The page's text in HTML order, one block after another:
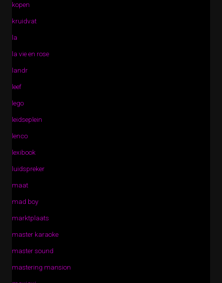
kopen
kruidvat
la
la vie en rose
landr
leef
lego
leidseplein
lenco
lexibook
luidspreker
maat
mad boy
marktplaats
master karaoke
master sound
mastering mansion